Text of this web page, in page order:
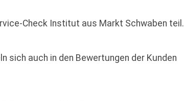
Check Institut aus Markt Schwaben teil.
sich auch in den Bewertungen der Kunden